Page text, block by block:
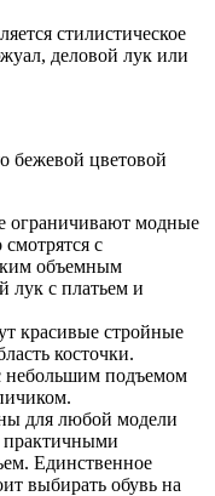
стилистическое
деловой лук или
бежевой цветовой
ограничивают модные
с
объемным
лук с платьем и
красивые стройные
косточки.
небольшим подъемом
для любой модели
практичными
Единственное
выбирать обувь на